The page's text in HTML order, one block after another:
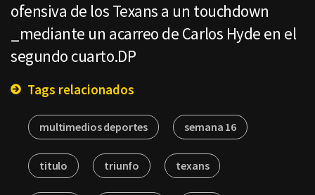
ofensiva de los Texans a un touchdown
_mediante un acarreo de Carlos Hyde en el
segundo cuarto.DP
Tags relacionados
multimedios deportes semana 16
titulo triunfo texans